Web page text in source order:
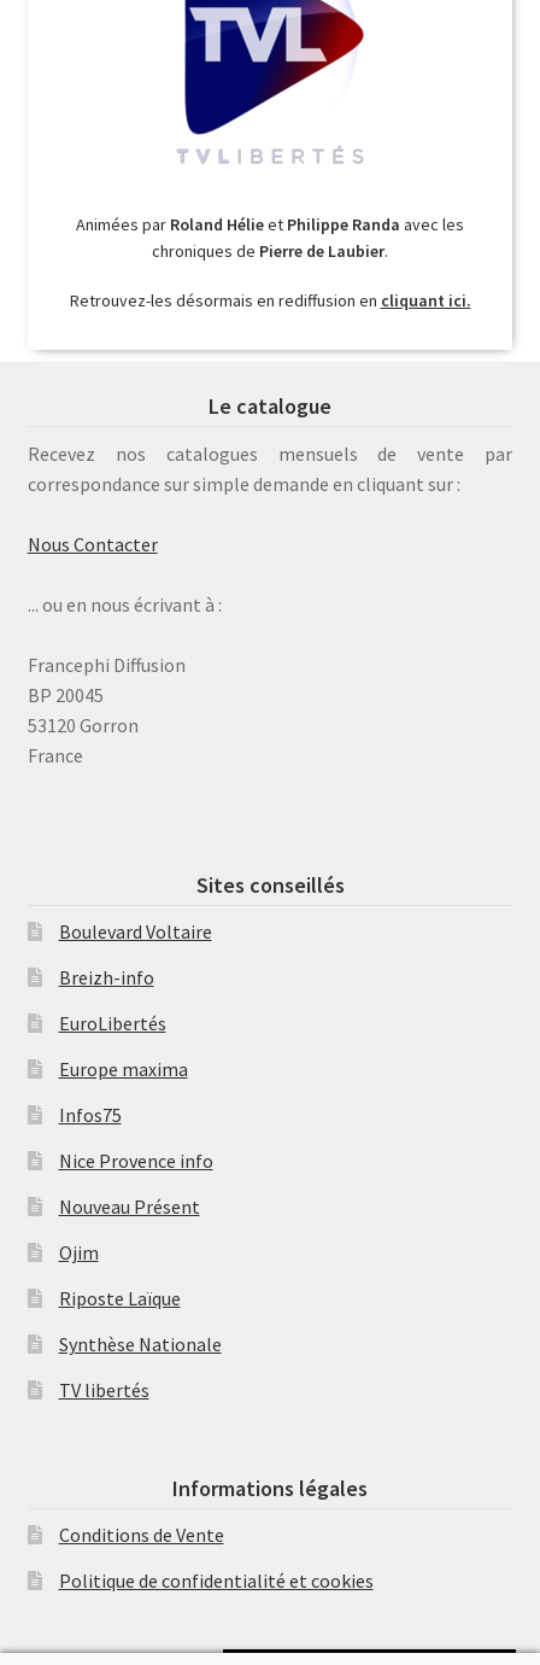
Animées par Roland Hélieet Philippe Randa avec les
chroniques de Pierre de Laubier.
Retrouvez-les désormais en rediffusion en cliquant ici.
Le catalogue
Recevez nos catalogues mensuels de vente par
correspondance sur simple demande en cliquant sur :
Nous Contacter
... ou en nous écrivant à :
Francephi Diffusion
BP 20045
53120 Gorron
France
Sites conseillés
Boulevard Voltaire
Breizh-info
EuroLibertés
Europe maxima
Infos75
Nice Provence info
Nouveau Présent
Ojim
Riposte Laïque
Synthèse Nationale
TV libertés
Informations légales
Conditions de Vente
Politique de confidentialité et cookies